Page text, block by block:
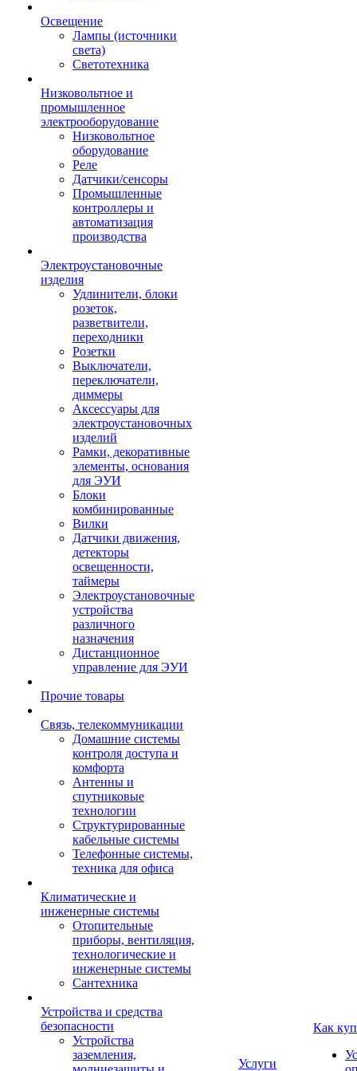
Освещение
Лампы (источники
света)
Светотехника
Низковольтное и
промышленное
электрооборудование
Низковольтное
оборудование
Реле
Датчики/сенсоры
Промышленные
контроллеры и
автоматизация
производства
Электроустановочные
изделия
Удлинители, блоки
розеток,
разветвители,
переходники
Розетки
Выключатели,
переключатели,
диммеры
Аксессуары для
электроустановочных
изделий
Рамки, декоративные
элементы, основания
для ЭУИ
Блоки
комбинированные
Вилки
Датчики движения,
детекторы
освещенности,
таймеры
Электроустановочные
устройства
различного
назначения
Дистанционное
управление для ЭУИ
Прочие товары
Связь, телекоммуникации
Домашние системы
контроля доступа и
комфорта
Антенны и
спутниковые
технологии
Структурированные
кабельные системы
Телефонные системы,
техника для офиса
Климатические и
инженерные системы
Отопительные
приборы, вентиляция,
технологические и
инженерные системы
Сантехника
Устройства и средства
безопасности
Устройства
заземления,
Услуги
Как